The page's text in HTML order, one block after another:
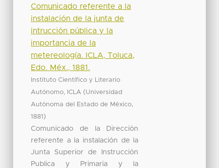
Comunicado referente a la
instalación de la junta de
intrucción pública y la
importancia de la
metereología. ICLA, Toluca,
Edo. Méx., 1881.
Instituto Científico y Literario
Autónomo, ICLA (Universidad
Autónoma del Estado de México,
1881 )
Comunicado de la Dirección
referente a la instalación de la
Junta Superior de Instrucción
Publica y Primaria y la